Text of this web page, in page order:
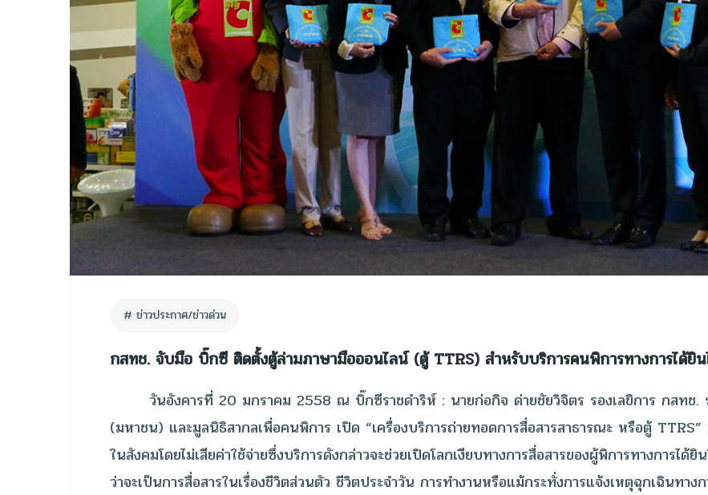
ข่าวประกาศ/ข่าวด่วน
กสทช. จับมือ บิ๊กซี ติดตั้งตู้ล่ามภาษามือออนไลน์ (ตู้ TTRS) สำหรับบริการคนพิการทางการได้ยิน
วันอังคารที่ 20 มกราคม 2558 ณ บิ๊กซีราชดำริห์ : นายก่อกิจ ด่ายชัยวิจิตร รองเลขิการ กสทช.
(มหาชน) และมูลนิธิสากลเพื่อคนพิการ เปิด “เครื่องบริการถ่ายทอดการสื่อสารสาธารณะ หรือตู้ TTRS”
ในสังคมโดยไม่เสียค่าใช้จ่ายซึ่งบริการดังกล่าวจะช่วยเปิดโลกเงียบทางการสื่อสารของผู้พิการทางการได้
ว่าจะเป็นการสื่อสารในเรื่องชีวิตส่วนตัว ชีวิตประจำวัน การทำงานหรือแม้กระทั่งการแจ้งเหตุฉุกเฉินทา